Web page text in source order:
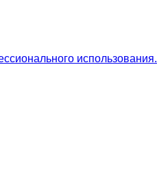
использования.